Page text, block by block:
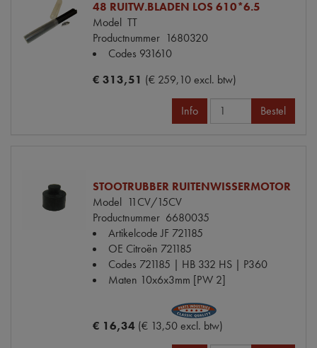
48 RUITW.BLADEN LOS 610*6.5
Model TT
Productnummer 1680320
Codes 931610
€ 313,51 (€ 259,10 excl. btw)
Info Bestel
STOOTRUBBER RUITENWISSERMOTOR
Model 11CV/15CV
Productnummer 6680035
Artikelcode JF 721185
OE Citroën 721185
Codes 721185 | HB 332 HS | P360
Maten 10x6x3mm [PW 2]
€ 16,34 (€ 13,50 excl. btw)